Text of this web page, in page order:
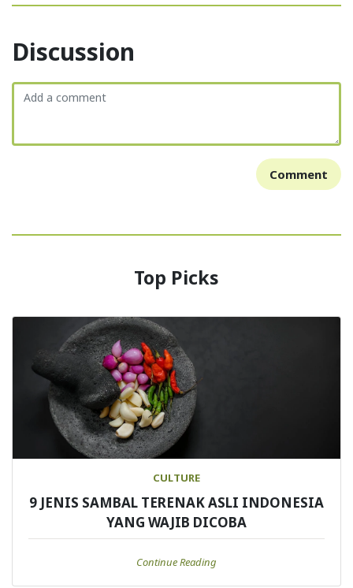
Discussion
Comment
Top Picks
CULTURE
9 JENIS SAMBAL TERENAK ASLI INDONESIA
YANG WAJIB DICOBA
Continue Reading